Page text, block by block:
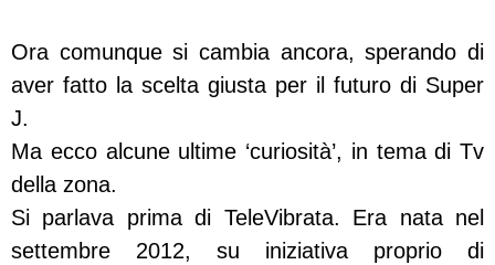
Ora comunque si cambia ancora, sperando di
aver fatto la scelta giusta per il futuro di Super
J.
Ma ecco alcune ultime ‘curiosità’, in tema di Tv
della zona.
Si parlava prima di TeleVibrata. Era nata nel
settembre 2012, su iniziativa proprio di